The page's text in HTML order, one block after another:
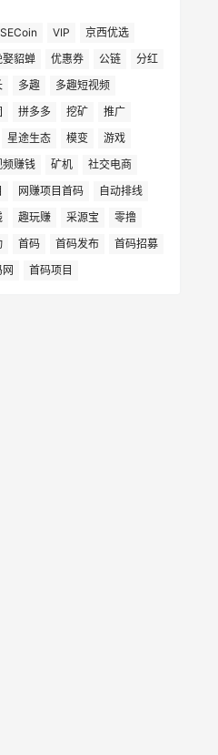
SECoin VIP
京西优选
娶貂蝉 优惠券 公链
分红
多趣
多趣短视频
拼多多 挖矿
推广
星途生态 模变
游戏
频赚钱 矿机
社交电商
网赚项目首码
自动排线
趣玩赚 采源宝
零撸
首码 首码发布
首码招募
首码项目